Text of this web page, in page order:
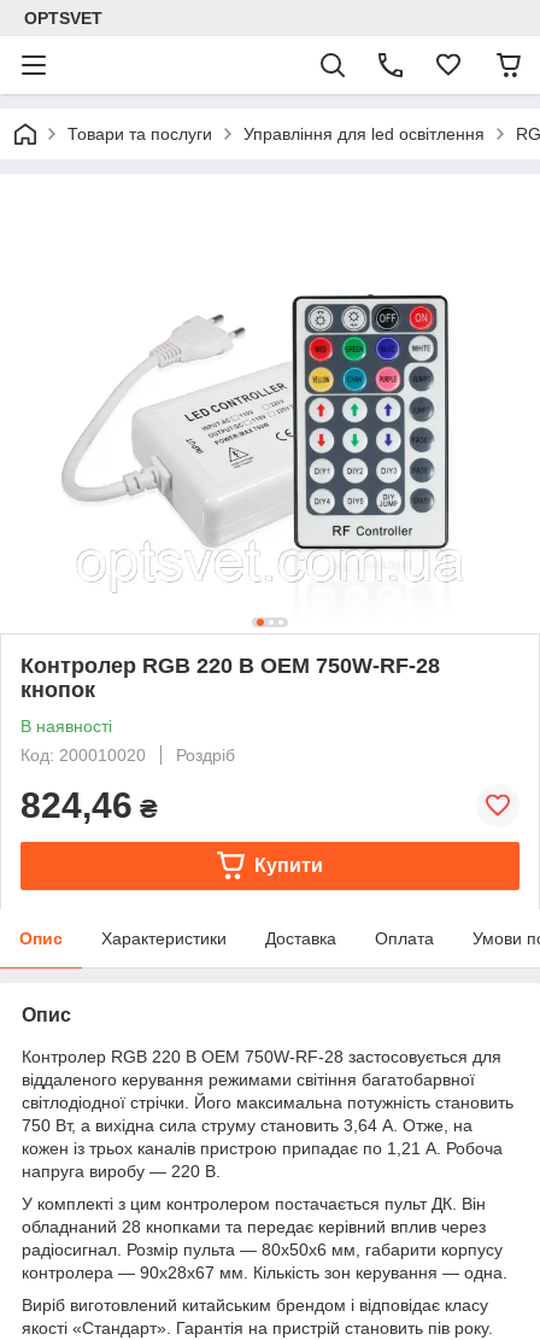
OPTSVET
Товари та послуги Управління для led освітлення
Контролер RGB 220 В OEM 750W-RF-28
кнопок
В наявності
Код: 200010020
Роздріб
824,46 ₴
Купити
Опис Характеристики Доставка Оплата Умови
Опис
Контролер RGB 220 В OEM 750W-RF-28 застосовується для
віддаленого керування режимами світіння багатобарвної
світлодіодної стрічки. Його максимальна потужність становить
750 Вт, а вихідна сила струму становить 3,64 А. Отже, на
кожен із трьох каналів пристрою припадає по 1,21 А. Робоча
напруга виробу — 220 В.
У комплекті з цим контролером постачається пульт ДК. Він
обладнаний 28 кнопками та передає керівний вплив через
радіосигнал. Розмір пульта — 80х50х6 мм, габарити корпусу
контролера — 90х28х67 мм. Кількість зон керування — одна.
Виріб виготовлений китайським брендом і відповідає класу
якості «Стандарт». Гарантія на пристрій становить пів року.